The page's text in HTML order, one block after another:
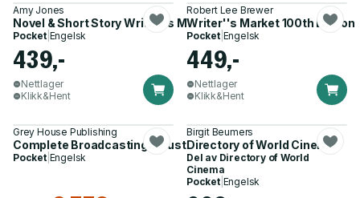
Amy Jones
Novel & Short Story Writer''s Market 40th Edition
Pocket| Engelsk
439,-
Nettlager
Klikk&Hent
Robert Lee Brewer
Writer''s Market 100th Edition
Pocket| Engelsk
449,-
Nettlager
Klikk&Hent
Grey House Publishing
Complete Broadcasting Industry Guide
Pocket| Engelsk
Birgit Beumers
Directory of World Cinema
Del av Directory of World
Cinema
Pocket| Engelsk